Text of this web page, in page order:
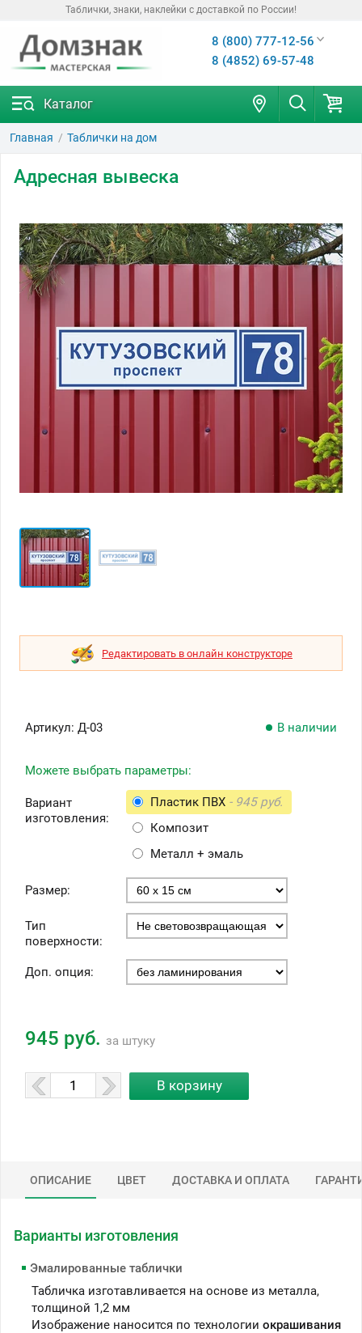
Таблички, знаки, наклейки с доставкой по России!
8 (800) 777-12-56
8 (4852) 69-57-48
Каталог
Главная Таблички на дом
Адресная вывеска
Редактировать в онлайн конструкторе
Артикул: Д-03 В наличии
Можете выбрать параметры:
Вариант
изготовления:
Пластик ПВХ - 945 руб.
Композит
Металл + эмаль
Размер:
Тип
поверхности:
Доп. опция:
945 руб. за штуку
ОПИСАНИЕ ЦВЕТ ДОСТАВКА И ОПЛАТА
Варианты изготовления
Эмалированные таблички
Табличка изготавливается на основе из металла,
толщиной 1,2 мм
Изображение наносится по технологии окрашивания